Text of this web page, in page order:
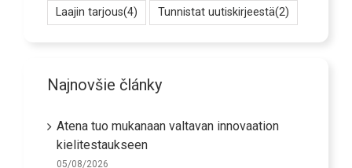
Laajin tarjous(4) Tunnistat uutiskirjeestä(2)
Najnovšie články
Atena tuo mukanaan valtavan innovaation